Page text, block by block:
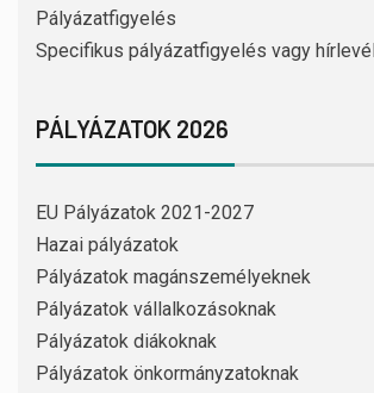
Pályázatfigyelés
Specifikus pályázatfigyelés vagy
PÁLYÁZATOK 2026
EU Pályázatok 2021-2027
Hazai pályázatok
Pályázatok magánszemélyeknek
Pályázatok vállalkozásoknak
Pályázatok diákoknak
Pályázatok önkormányzatoknak